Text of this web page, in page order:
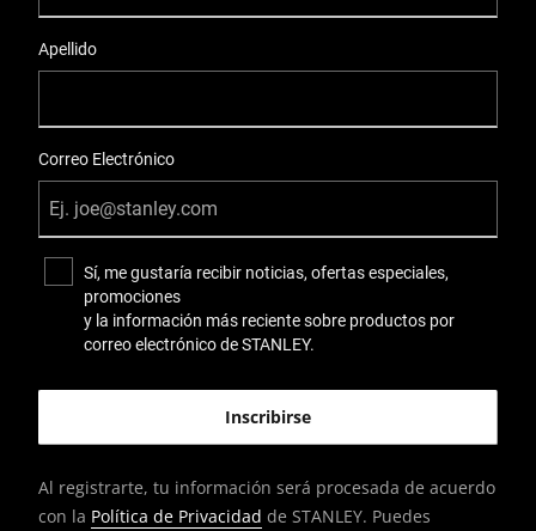
Apellido
Correo Electrónico
Sí, me gustaría recibir noticias, ofertas especiales,
promociones
y la información más reciente sobre productos por
correo electrónico de STANLEY.
Al registrarte, tu información será procesada de acuerdo
con la Política de Privacidad de STANLEY. Puedes